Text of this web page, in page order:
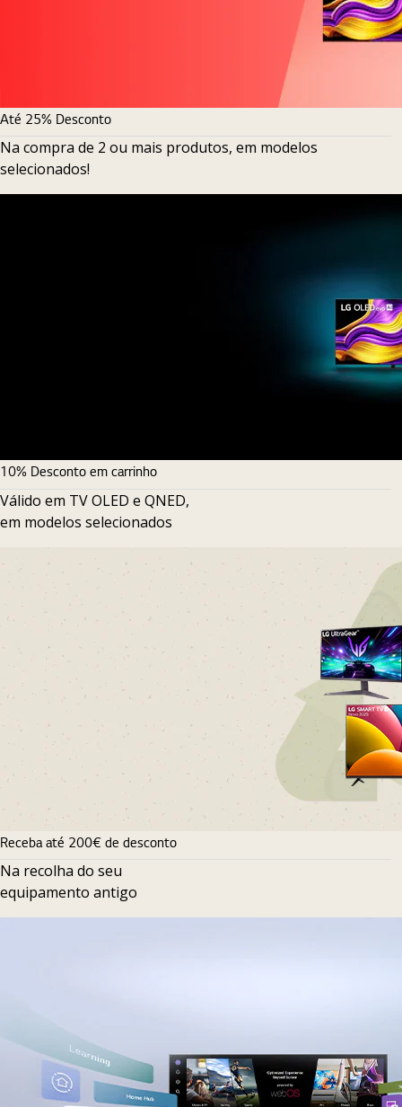
Até 25% Desconto
Na compra de 2 ou mais produtos, em modelos
selecionados!
10% Desconto em carrinho
Válido em TV OLED e QNED,
em modelos selecionados
Receba até 200€ de desconto
Na recolha do seu
equipamento antigo